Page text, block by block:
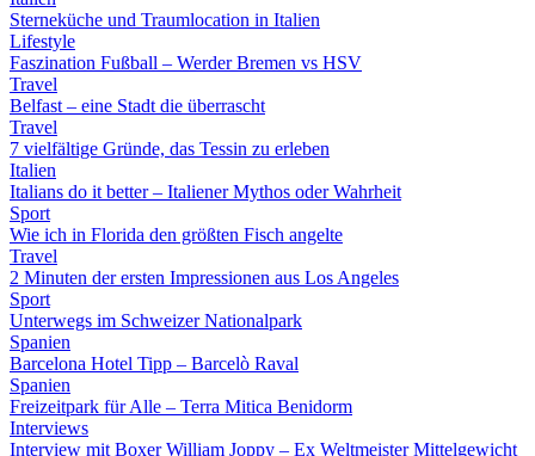
Sterneküche und Traumlocation in Italien
Lifestyle
Faszination Fußball – Werder Bremen vs HSV
Travel
Belfast – eine Stadt die überrascht
Travel
7 vielfältige Gründe, das Tessin zu erleben
Italien
Italians do it better – Italiener Mythos oder Wahrheit
Sport
Wie ich in Florida den größten Fisch angelte
Travel
2 Minuten der ersten Impressionen aus Los Angeles
Sport
Unterwegs im Schweizer Nationalpark
Spanien
Barcelona Hotel Tipp – Barcelò Raval
Spanien
Freizeitpark für Alle – Terra Mitica Benidorm
Interviews
Interview mit Boxer William Joppy – Ex Weltmeister Mittelgewicht